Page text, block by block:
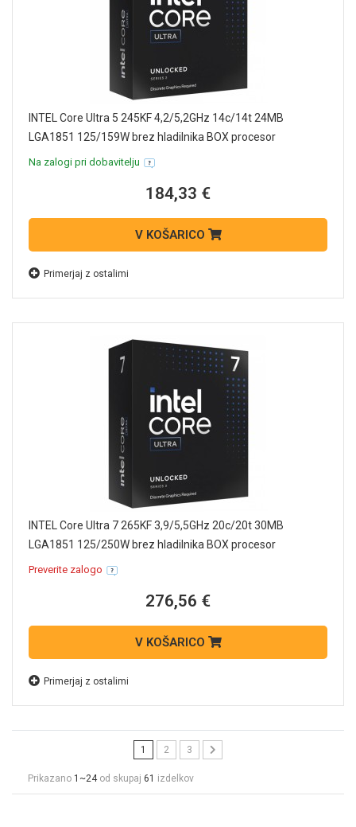
INTEL Core Ultra 5 245KF 4,2/5,2GHz 14c/14t 24MB
LGA1851 125/159W brez hladilnika BOX procesor
Na zalogi pri dobavitelju
184,33 €
V KOŠARICO
Primerjaj z ostalimi
INTEL Core Ultra 7 265KF 3,9/5,5GHz 20c/20t 30MB
LGA1851 125/250W brez hladilnika BOX procesor
Preverite zalogo
276,56 €
V KOŠARICO
Primerjaj z ostalimi
1 2 3
Prikazano 1~24od skupaj 61 izdelkov